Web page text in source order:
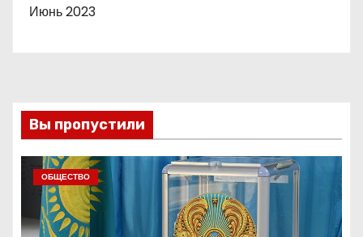
Июнь 2023
Вы пропустили
ОБЩЕСТВО